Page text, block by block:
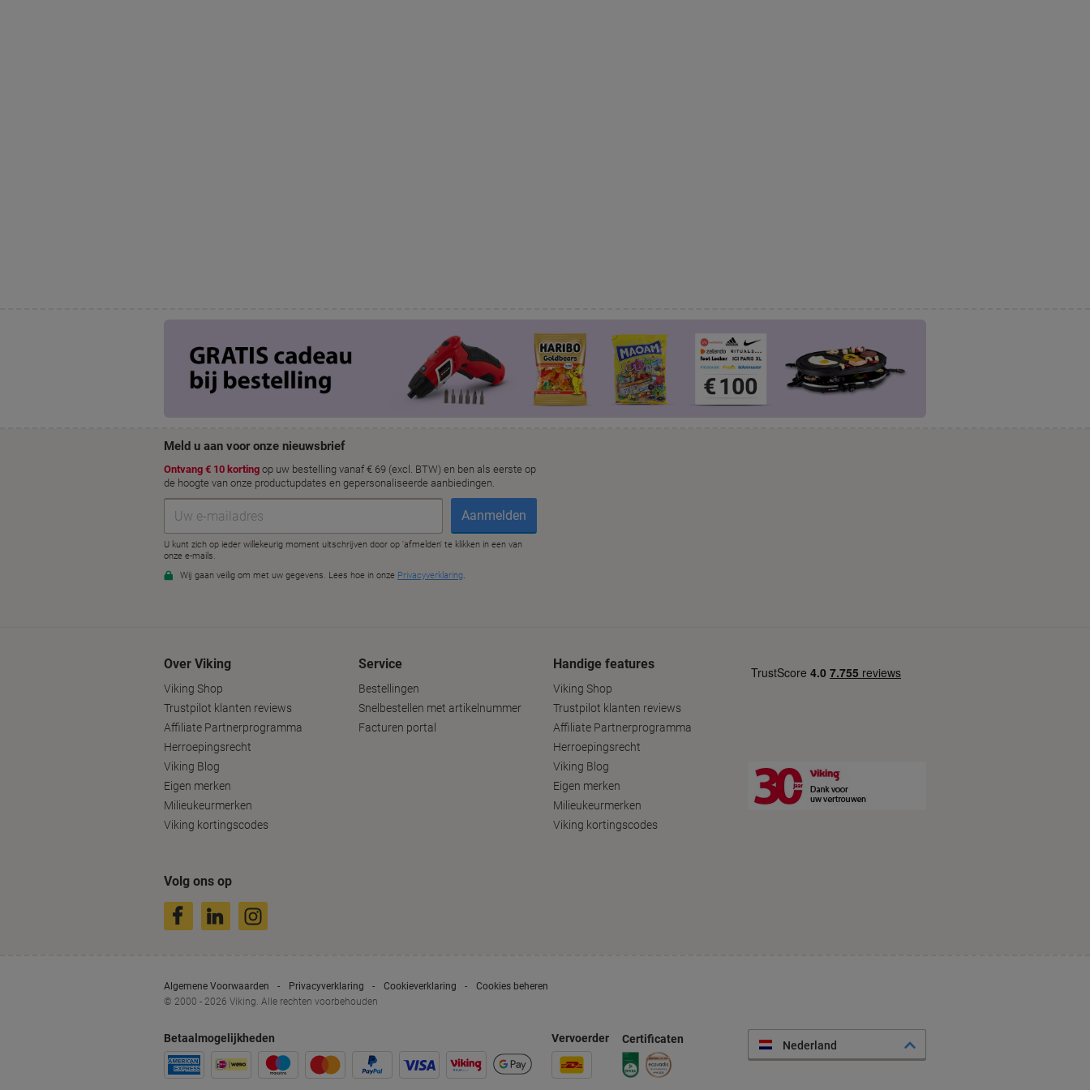
Over Viking
Viking Shop
Trustpilot klanten reviews
Affiliate Partnerprogramma
Herroepingsrecht
Viking Blog
Eigen merken
Milieukeurmerken
Viking kortingscodes
Service
Bestellingen
Snelbestellen met artikelnummer
Facturen portal
Handige features
Viking Shop
Trustpilot klanten reviews
Affiliate Partnerprogramma
Herroepingsrecht
Viking Blog
Eigen merken
Milieukeurmerken
Viking kortingscodes
Volg ons op
Algemene Voorwaarden Privacyverklaring Cookieverklaring
Cookies beheren
© 2000 - 2026 Viking. Alle rechten voorbehouden
Betaalmogelijkheden Vervoerder Certificaten Nederland